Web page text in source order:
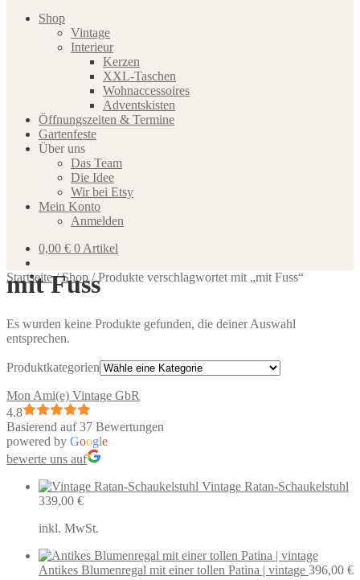
Shop
Vintage
Interieur
Kerzen
XXL-Taschen
Wohnaccessoires
Adventskisten
Öffnungszeiten & Termine
Gartenfeste
Über uns
Das Team
Die Idee
Wir bei Etsy
Mein Konto
Anmelden
0,00 € 0 Artikel
Startseite/Shop /Produkte verschlagwortet mit „mit Fuss“
mit Fuss
Es wurden keine Produkte gefunden, die deiner Auswahl
entsprechen.
Produktkategorien
Mon Ami(e) Vintage GbR
4.8
Basierend auf 37 Bewertungen
powered by Google
bewerte uns auf
Vintage Ratan-Schaukelstuhl
339,00 €
inkl. MwSt.
Antikes Blumenregal mit einer tollen Patina | vintage 396,00 €